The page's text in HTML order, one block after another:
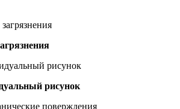
рисунок